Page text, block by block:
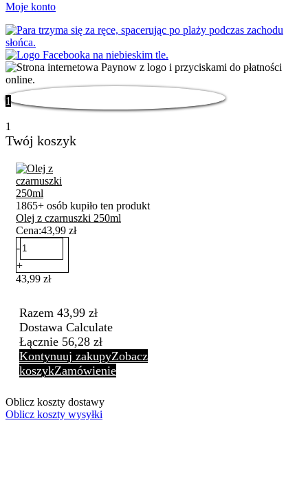
Moje konto
1
1
Twój koszyk
1865+ osób kupiło ten produkt
Olej z czarnuszki 250ml
Cena:43,99 zł
-
+
43,99 zł
Razem 43,99 zł
Dostawa Calculate
Łącznie 56,28 zł
Kontynuuj zakupyZobacz
koszykZamówienie
Oblicz koszty dostawy
Oblicz koszty wysyłki